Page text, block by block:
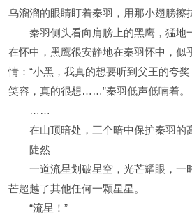
乌溜溜的眼睛盯着秦羽，用那小翅膀擦
秦羽侧头看向肩膀上的黑鹰，猛地
在怀中，黑鹰很安静地在秦羽怀中，似
情：“小黑，我真的想要听到父王的夸
笑容，真的很想……”秦羽低声低喃着。
……
在山顶暗处，三个暗中保护秦羽的高
陡然——
一道流星划破星空，光芒耀眼，一
芒超越了其他任何一颗星星。
“流星！”